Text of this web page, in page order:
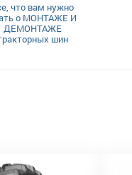
что вам нужно
о МОНТАЖЕ И
ДЕМОНТАЖЕ
шин